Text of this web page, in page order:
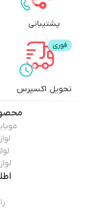
پشتیبانی
تحویل اکسپرس